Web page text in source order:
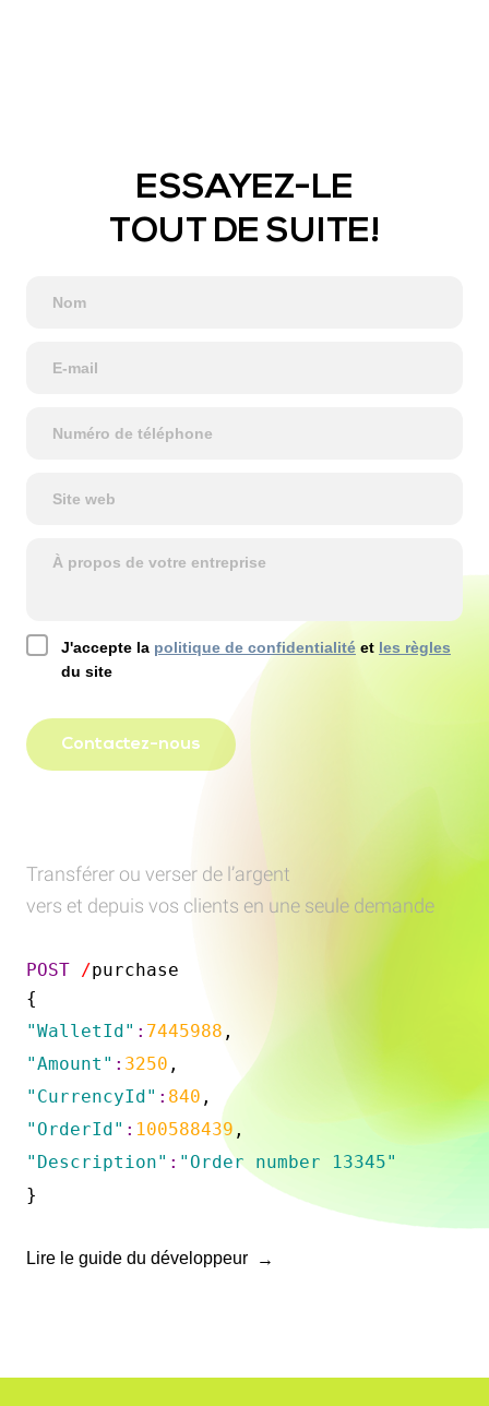
ESSAYEZ-LE
TOUT DE SUITE!
J'accepte la politique de confidentialité et les règles
du site
Contactez-nous
Transférer ou verser de l’argent
vers et depuis vos clients en une seule demande
POST /purchase
{
"WalletId" : 7445988 ,
"Amount" : 3250 ,
"CurrencyId" : 840 ,
"OrderId" : 100588439 ,
"Description" : "Order number 13345"
}
Lire le guide du développeur